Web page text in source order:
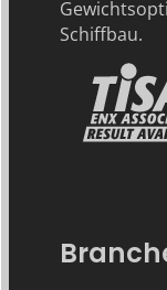
Schiffbau.